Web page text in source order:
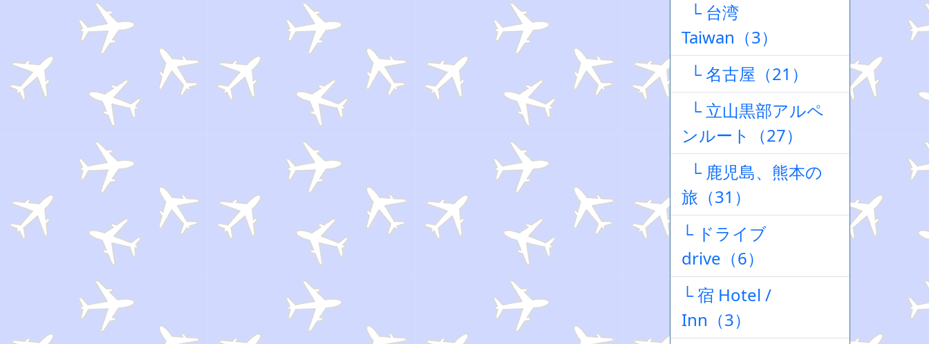
└ 台湾
Taiwan（3）
└ 名古屋（21）
└ 立山黒部アルペ
ンルート（27）
└ 鹿児島、熊本の
旅（31）
└ ドライブ
drive（6）
└ 宿 Hotel /
Inn（3）